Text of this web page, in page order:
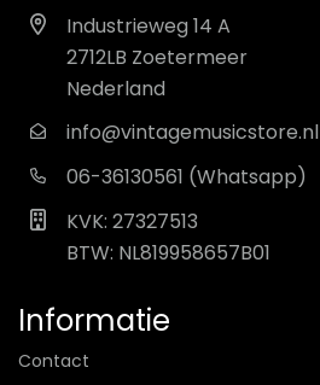
Industrieweg 14 A
2712LB Zoetermeer
Nederland
info@vintagemusicstore.nl
06-36130561 (Whatsapp)
KVK: 27327513
BTW: NL819958657B01
Informatie
Contact